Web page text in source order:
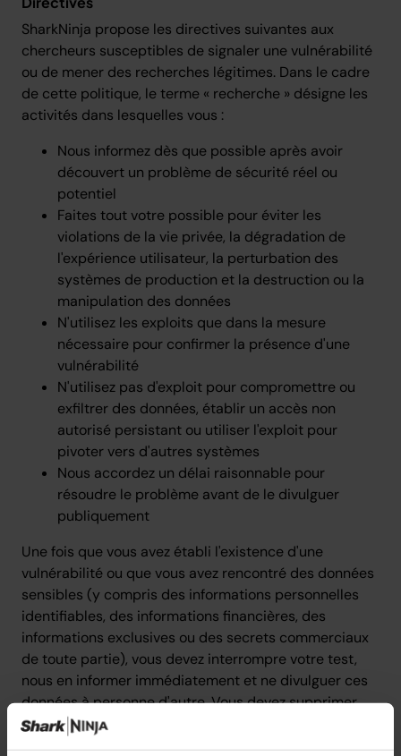
SharkNinja propose les directives suivantes aux
chercheurs susceptibles de signaler une vulnérabilité
ou de mener des recherches légitimes. Dans le cadre
de cette politique, le terme « recherche » désigne les
activités dans lesquelles vous :
Nous informez dès que possible après avoir
découvert un problème de sécurité réel ou
potentiel
Faites tout votre possible pour éviter les
violations de la vie privée, la dégradation de
l'expérience utilisateur, la perturbation des
systèmes de production et la destruction ou la
manipulation des données
N'utilisez les exploits que dans la mesure
nécessaire pour confirmer la présence d'une
vulnérabilité
N'utilisez pas d'exploit pour compromettre ou
exfiltrer des données, établir un accès non
autorisé persistant ou utiliser l'exploit pour
pivoter vers d'autres systèmes
Nous accordez un délai raisonnable pour
résoudre le problème avant de le divulguer
publiquement
Une fois que vous avez établi l'existence d'une
vulnérabilité ou que vous avez rencontré des données
sensibles (y compris des informations personnelles
identifiables, des informations financières, des
informations exclusives ou des secrets commerciaux
de toute partie), vous devez interrompre votre test,
nous en informer immédiatement et ne divulguer ces
données à personne d'autre. Vous devez supprimer
définitivement ou détruire toutes ces données